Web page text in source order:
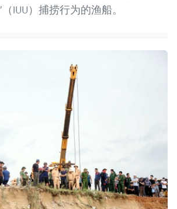
IUU）捕捞行为的渔船。